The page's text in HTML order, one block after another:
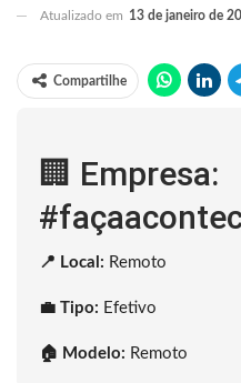
Atualizado em 13 de janeiro de
Compartilhe
🏢 Empresa:
📍 Local: Remoto
💼 Tipo: Efetivo
🏠 Modelo: Remoto